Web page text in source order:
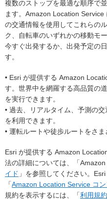
複数のストップを最適な順序で
ます。Amazon Location
の交通情報を使用してこれらの
ク、自転車のいずれかの移動モ
今すぐ出発するか、出発予定の
す。
• Esri が提供する Amazon
す。世界中を網羅する高品質の
を実行できます。
• 過去、リアルタイム、予測の
を利用できます。
• 運転ルートや徒歩ルートをさま
Esri が提供する Amazon
法の詳細については、「
イド 」を参照してください。
「Amazon Location Service コ
規約を表示するには、「利用規約